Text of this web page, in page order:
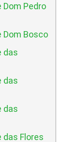
Dom Pedro
Dom Bosco
das
das
das
das Flores